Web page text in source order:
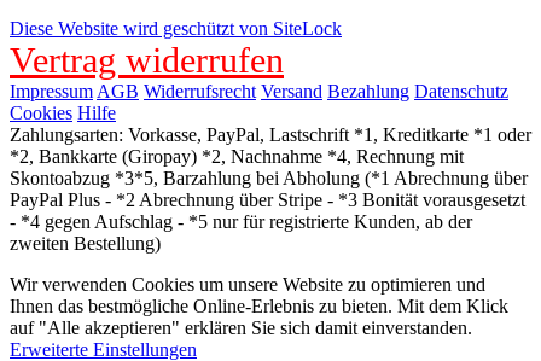
Diese Website wird geschützt von SiteLock
Vertrag widerrufen
Impressum AGB Widerrufsrecht Versand Bezahlung Datenschutz
Cookies Hilfe
Zahlungsarten: Vorkasse, PayPal, Lastschrift *1, Kreditkarte *1 oder
*2, Bankkarte (Giropay) *2, Nachnahme *4, Rechnung mit
Skontoabzug *3*5, Barzahlung bei Abholung (*1 Abrechnung über
PayPal Plus - *2 Abrechnung über Stripe - *3 Bonität vorausgesetzt
- *4 gegen Aufschlag - *5 nur für registrierte Kunden, ab der
zweiten Bestellung)
Wir verwenden Cookies um unsere Website zu optimieren und
Ihnen das bestmögliche Online-Erlebnis zu bieten. Mit dem Klick
auf "Alle akzeptieren" erklären Sie sich damit einverstanden.
Erweiterte Einstellungen